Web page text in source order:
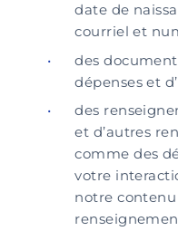
date de
courriel et
des
dépenses et
des
et d’autres
comme des
votre
notre